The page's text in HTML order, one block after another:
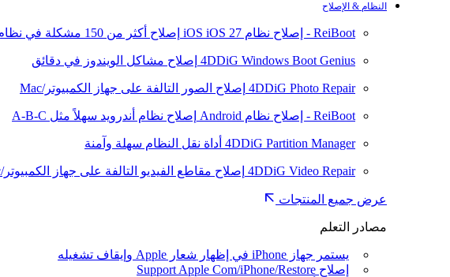
النظام & الإصلاح
ReiBoot - إصلاح نظام iOS iOS 27 إصلاح أكثر من 150 مشكلة في نظام iOS/iPadOS
4DDiG Windows Boot Genius إصلاح مشاكل الويندوز في دقائق
4DDiG Photo Repair إصلاح الصور التالفة على جهاز الكمبيوتر/Mac
ReiBoot - إصلاح نظام Android إصلاح نظام أندرويد سهلاً مثل A-B-C
4DDiG Partition Manager أداة نقل النظام سهلة وآمنة
4DDiG Video Repair إصلاح مقاطع الفيديو التالفة على جهاز الكمبيوتر/Mac
عرض جميع المنتجات
مصادر التعلم
يستمر جهاز iPhone في إظهار شعار Apple وإيقاف تشغيله
إصلاح Support Apple Com/iPhone/Restore